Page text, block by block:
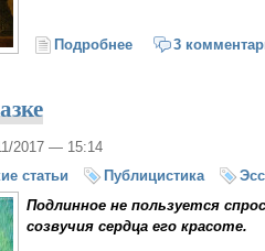
Подробнеео Почему Пушкин
3
2017 — 15:14
статьи
Публицистика
Подлинное не пользуется
созвучия сердца его красоте.